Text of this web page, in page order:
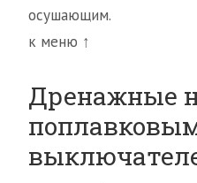
осушающим.
к меню ↑
Дренажные